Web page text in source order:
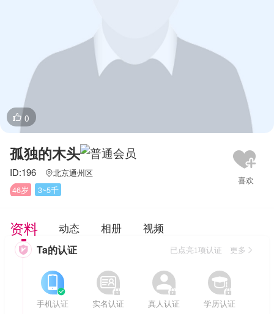
 0
孤独的木头
ID:196 北京通州区
46岁
3~5千
资料 动态 相册 视频
 Ta的认证 已点亮1项认证 更多


手机认证


实名认证


真人认证


学历认证